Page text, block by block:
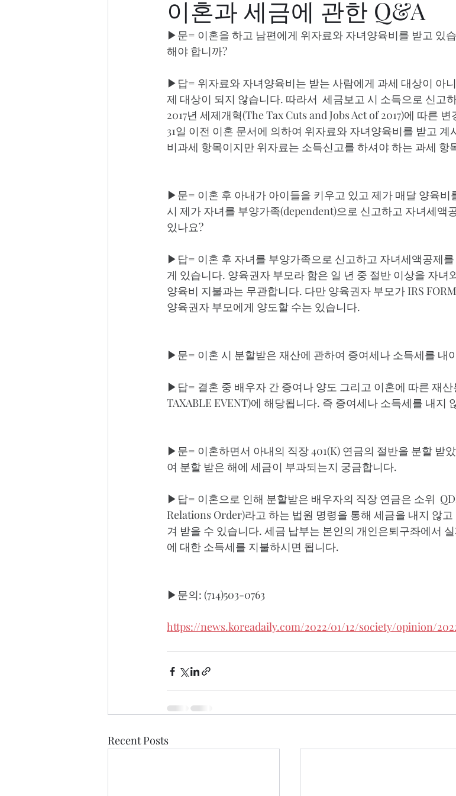
이혼과 세금에 관한 Q&A
▶문= 이혼을 하고 남편에게 위자료와 자녀양육비를 받고 있
해야 합니까?
▶답= 위자료와 자녀양육비는 받는 사람에게 과세 대상이 아
제 대상이 되지 않습니다. 따라서  세금보고 시 소득으로 신고
2017년 세제개혁(The Tax Cuts and Jobs Act of 2017)에 따른
31일 이전 이혼 문서에 의하여 위자료와 자녀양육비를 받고
비과세 항목이지만 위자료는 소득신고를 하셔야 하는 과세 항
▶문= 이혼 후 아내가 아이들을 키우고 있고 제가 매달 양육비
시 제가 자녀를 부양가족(dependent)으로 신고하고 자녀세액
있나요?
▶답= 이혼 후 자녀를 부양가족으로 신고하고 자녀세액공제
게 있습니다. 양육권자 부모라 함은 일 년 중 절반 이상을 자녀
양육비 지불과는 무관합니다. 다만 양육권자 부모가 IRS
양육권자 부모에게 양도할 수는 있습니다.
▶문= 이혼 시 분할받은 재산에 관하여 증여세나 소득세를 내
▶답= 결혼 중 배우자 간 증여나 양도 그리고 이혼에 따른 재
TAXABLE EVENT)에 해당됩니다. 즉 증여세나 소득세를 내지
▶문= 이혼하면서 아내의 직장 401(K) 연금의 절반을 분할 받
여 분할 받은 해에 세금이 부과되는지 궁금합니다.
▶답= 이혼으로 인해 분할받은 배우자의 직장 연금은 소위
Relations Order)라고 하는 법원 명령을 통해 세금을 내지 않
겨 받을 수 있습니다. 세금 납부는 본인의 개인은퇴구좌에서
에 대한 소득세를 지불하시면 됩니다.
▶문의: (714)503-0763
https://news.koreadaily.com/2022/01/12/society/opinion/
Recent Posts